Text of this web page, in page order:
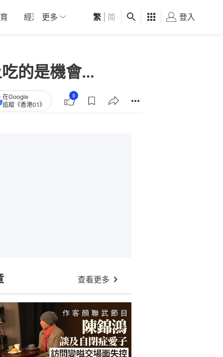
經濟 01深圳 觀點 健康 好食玩飛
更多 繁 简 登入
的是機會…
在Google
追蹤《香港01》
8
查看更多